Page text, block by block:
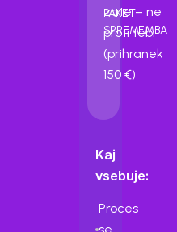
PAKET
SPREMEMBA
zate – ne
proti tebi
(prihranek
150 €)
Kaj
vsebuje:
Proces